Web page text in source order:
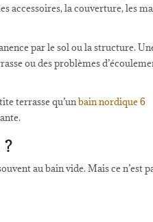
accessoires, la couverture, les
par le sol ou la structure.
ou des problèmes
terrasse qu’unbain nordique 6
au bain vide. Mais ce n’est